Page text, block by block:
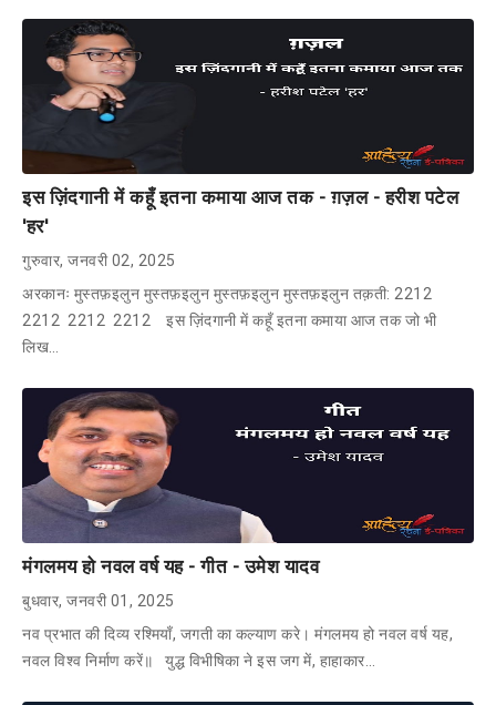
इस ज़िंदगानी में कहूँ इतना कमाया आज तक - ग़ज़ल - हरीश पटेल
'हर'
गुरुवार, जनवरी 02, 2025
अरकानः मुस्तफ़इलुन मुस्तफ़इलुन मुस्तफ़इलुन मुस्तफ़इलुन तक़ती: 2212
2212 2212 2212 इस ज़िंदगानी में कहूँ इतना कमाया आज तक जो भी
लिख…
मंगलमय हो नवल वर्ष यह - गीत - उमेश यादव
बुधवार, जनवरी 01, 2025
नव प्रभात की दिव्य रश्मियाँ, जगती का कल्याण करे। मंगलमय हो नवल वर्ष यह,
नवल विश्व निर्माण करें॥ युद्ध विभीषिका ने इस जग में, हाहाकार…